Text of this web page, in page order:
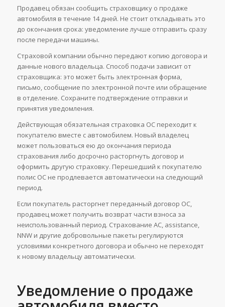
Продавец обязан сообщить страховщику о продаже
автомобиля в течение 14 дней. Не стоит откладывать это
до окончания срока: уведомление лучше отправить сразу
после передачи машины.
Страховой компании обычно передают копию договора и
данные нового владельца. Способ подачи зависит от
страховщика: это может быть электронная форма,
письмо, сообщение по электронной почте или обращение
в отделение. Сохраните подтверждение отправки и
принятия уведомления.
Действующая обязательная страховка OC переходит к
покупателю вместе с автомобилем. Новый владелец
может пользоваться ею до окончания периода
страхования либо досрочно расторгнуть договор и
оформить другую страховку. Перешедший к покупателю
полис OC не продлевается автоматически на следующий
период.
Если покупатель расторгнет переданный договор OC,
продавец может получить возврат части взноса за
неиспользованный период. Страхование AC, assistance,
NNW и другие добровольные пакеты регулируются
условиями конкретного договора и обычно не переходят
к новому владельцу автоматически.
Уведомление о продаже